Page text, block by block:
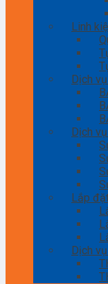
Linh
Dịch
Dịch
Lắp
Dịch